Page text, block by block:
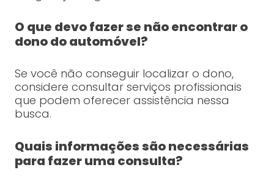
O que devo fazer se não encontrar o
dono do automóvel?
Se você não conseguir localizar o dono,
considere consultar serviços profissionais
que podem oferecer assistência nessa
busca.
Quais informações são necessárias
para fazer uma consulta?